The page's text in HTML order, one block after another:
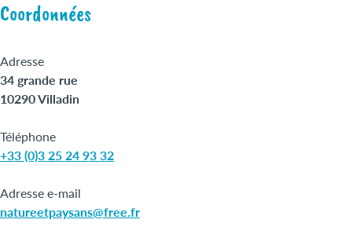
Coordonnées
Adresse
34 grande rue
10290 Villadin
Téléphone
+33 (0)3 25 24 93 32
Adresse e-mail
natureetpaysans@free.fr